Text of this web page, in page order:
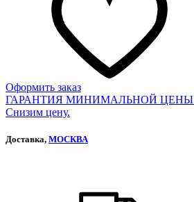
Оформить заказ
ГАРАНТИЯ МИНИМАЛЬНОЙ ЦЕНЫ
Снизим цену.
Доставка, МОСКВА